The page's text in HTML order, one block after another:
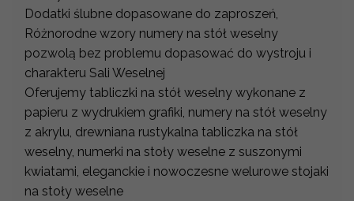
Dodatki ślubne dopasowane do zaproszeń,
Różnorodne wzory numery na stół weselny
pozwolą bez problemu dopasować do wystroju i
charakteru Sali Weselnej
Oferujemy tabliczki na stół weselny wykonane z
papieru z wydrukiem grafiki, numery na stół weselny
z akrylu, drewniana rustykalna tabliczka na stół
weselny, numerki na stoły weselne z suszonymi
kwiatami, eleganckie i nowoczesne welurowe stojaki
na stoły weselne